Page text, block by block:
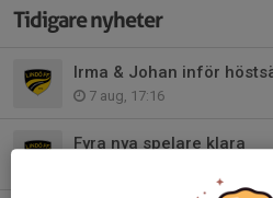
Tidigare nyheter
Irma & Johan inför
7 aug, 17:16
Fyra nya spelare klara